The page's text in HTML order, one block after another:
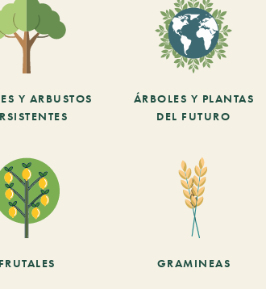
Y ARBUSTOS
ÁRBOLES Y PLANTAS
DEL FUTURO
FRUTALES GRAMINEAS